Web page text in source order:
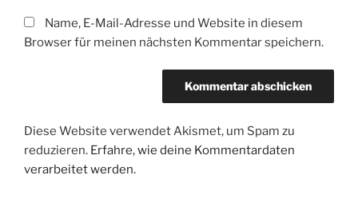
Name, E-Mail-Adresse und Website in diesem
Browser für meinen nächsten Kommentar speichern.
Diese Website verwendet Akismet, um Spam zu
reduzieren. Erfahre, wie deine Kommentardaten
verarbeitet werden.